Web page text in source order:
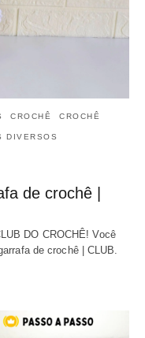
CROCHÊ CROCHÊ
DIVERSOS
de crochê |
DO CROCHÊ! Você
de crochê | CLUB.